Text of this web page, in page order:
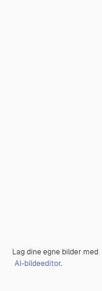
Lag dine egne bilder med
AI-bildeeditor.